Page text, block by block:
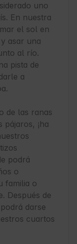
uno
En nuestra
el sol en
asar una
al río.
pista de
a
de las ranas
¡ha
podrá
o
familia o
Después de
darse
cuartos